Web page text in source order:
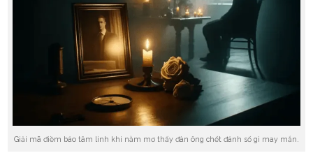
Giải mã điềm báo tâm linh khi nằm mơ thấy đàn ông chết đánh số gì may mắn.